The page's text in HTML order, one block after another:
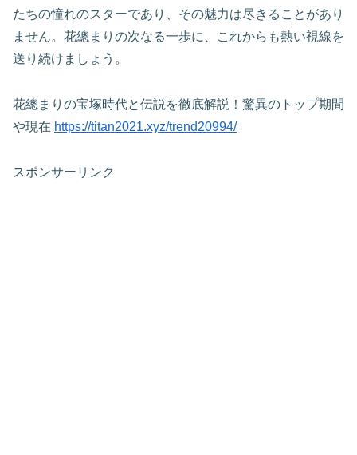
たちの憧れのスターであり、その魅力は尽きることがあり
ません。花總まりの次なる一歩に、これからも熱い視線を
送り続けましょう。
花總まりの宝塚時代と伝説を徹底解説！驚異のトップ期間
や現在 https://titan2021.xyz/trend20994/
スポンサーリンク